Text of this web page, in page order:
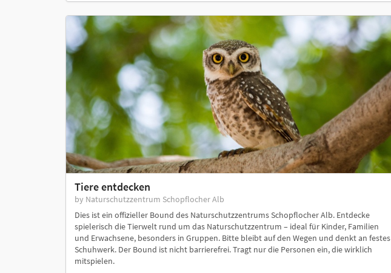
Tiere entdecken
by Naturschutzzentrum Schopflocher Alb
Dies ist ein offizieller Bound des Naturschutzzentrums Schopflocher Alb. Entdecke
spielerisch die Tierwelt rund um das Naturschutzzentrum – ideal für Kinder, Familien
und Erwachsene, besonders in Gruppen. Bitte bleibt auf den Wegen und denkt an festes
Schuhwerk. Der Bound ist nicht barrierefrei. Tragt nur die Personen ein, die wirklich
mitspielen.